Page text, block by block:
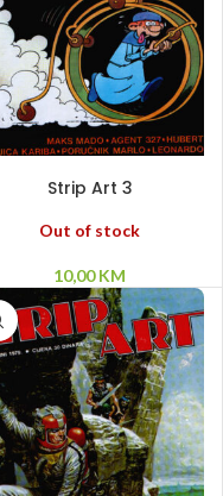
Strip Art 3
Out of stock
10,00KM